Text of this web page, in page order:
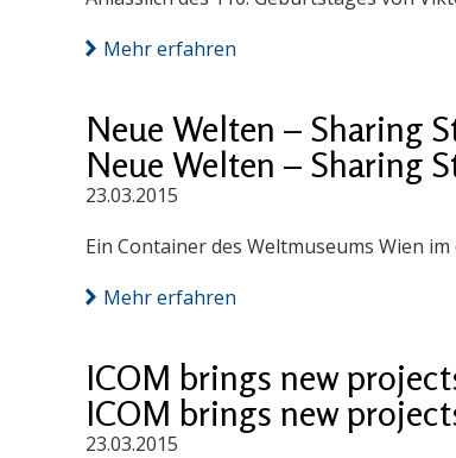
Mehr erfahren
Neue Welten – Sharing
Neue Welten – Sharing
23.03.2015
Ein Container des Weltmuseums Wien
Mehr erfahren
ICOM brings new
ICOM brings new
23.03.2015